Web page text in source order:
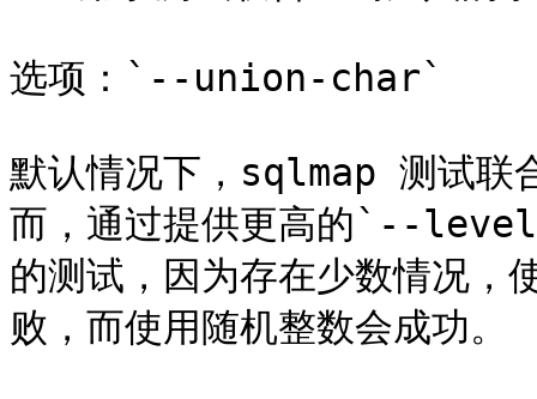
选项：`--union-char`
默认情况下，sqlmap 测试联
而，通过提供更高的`--
的测试，因为存在少数情况
败，而使用随机整数会成功。